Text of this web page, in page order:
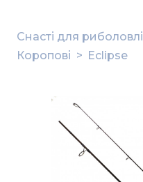
Снасті для риболовлі
Коропові
Eclipse